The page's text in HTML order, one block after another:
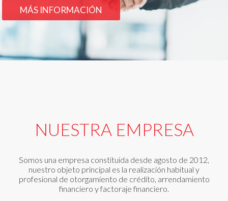
MÁS INFORMACIÓN
NUESTRA EMPRESA
Somos una empresa constituida desde agosto de 2012,
nuestro objeto principal es la realización habitual y
profesional de otorgamiento de crédito, arrendamiento
financiero y factoraje financiero.